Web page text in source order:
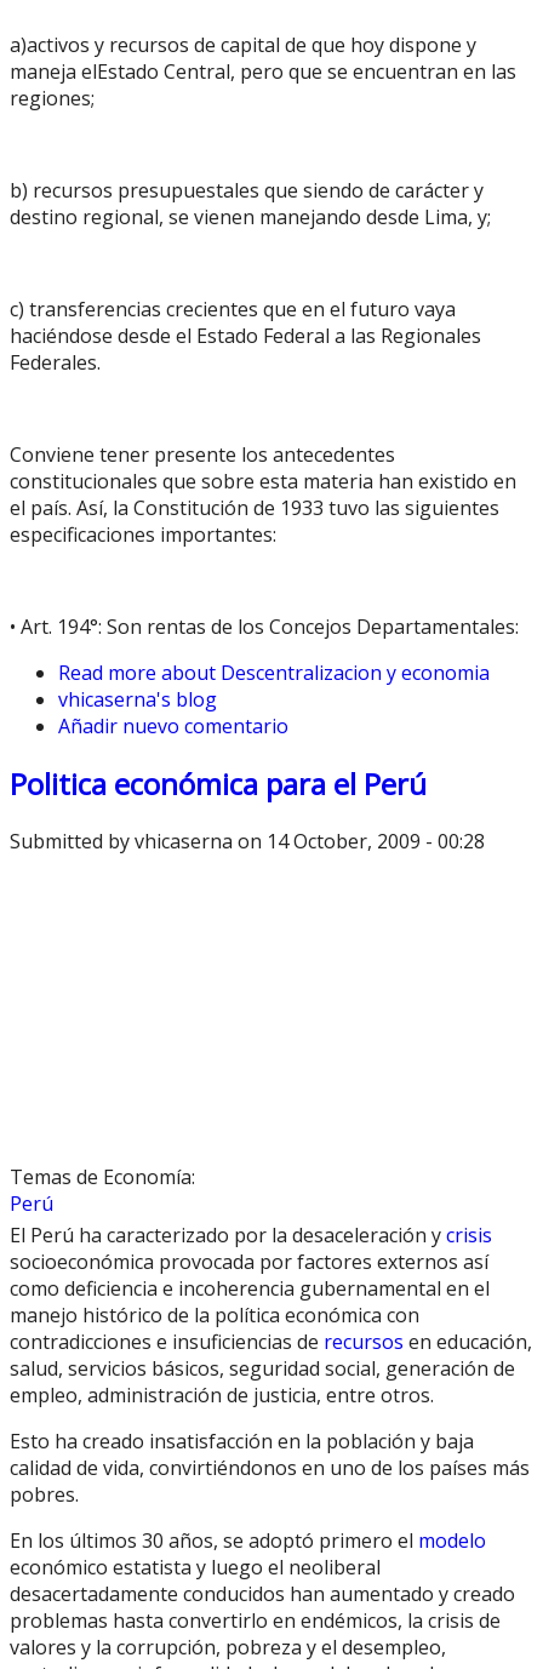
a)activos y recursos de capital de que hoy dispone y
maneja elEstado Central, pero que se encuentran en las
regiones;
b) recursos presupuestales que siendo de carácter y
destino regional, se vienen manejando desde Lima, y;
c) transferencias crecientes que en el futuro vaya
haciéndose desde el Estado Federal a las Regionales
Federales.
Conviene tener presente los antecedentes
constitucionales que sobre esta materia han existido en
el país. Así, la Constitución de 1933 tuvo las siguientes
especificaciones importantes:
• Art. 194°: Son rentas de los Concejos Departamentales:
Read more about Descentralizacion y economia
vhicaserna's blog
Añadir nuevo comentario
Politica económica para el Perú
Submitted byvhicaserna on 14 October, 2009 - 00:28
Temas de Economía:
Perú
El Perú ha caracterizado por la desaceleración ycrisis
socioeconómica provocada por factores externos así
como deficiencia e incoherencia gubernamental en el
manejo histórico de la política económica con
contradicciones e insuficiencias de recursos en educación,
salud, servicios básicos, seguridad social, generación de
empleo, administración de justicia, entre otros.
Esto ha creado insatisfacción en la población y baja
calidad de vida, convirtiéndonos en uno de los países más
pobres.
En los últimos 30 años, se adoptó primero el modelo
económico estatista y luego el neoliberal
desacertadamente conducidos han aumentado y creado
problemas hasta convertirlo en endémicos, la crisis de
valores y la corrupción, pobreza y el desempleo,